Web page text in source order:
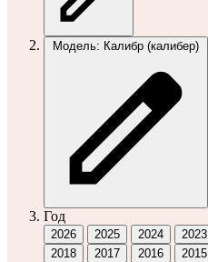
Модель: Калибр (калибер)
Год
2026 2025 2024 2023
2018
2017 2016 2015